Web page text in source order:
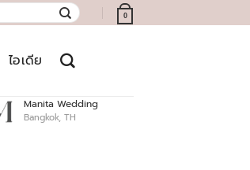
0
ไอเดีย
Manita Wedding
Bangkok, TH